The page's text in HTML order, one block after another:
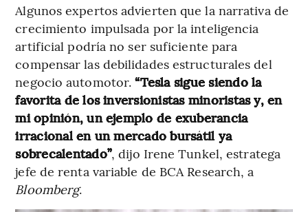
Algunos expertos advierten que la narrativa de
crecimiento impulsada por la inteligencia
artificial podría no ser suficiente para
compensar las debilidades estructurales del
negocio automotor.“Tesla sigue siendo la
favorita de los inversionistas minoristas y, en
mi opinión, un ejemplo de exuberancia
irracional en un mercado bursátil ya
sobrecalentado”, dijo Irene Tunkel, estratega
jefe de renta variable de BCA Research, a
Bloomberg.